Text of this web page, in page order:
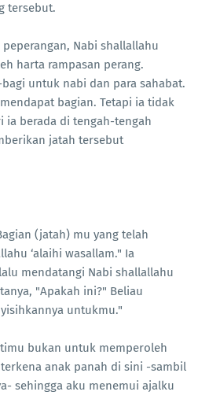
tersebut.
Nabi shallallahu
harta rampasan perang.
untuk nabi dan para sahabat.
bagian. Tetapi ia tidak
ia berada di tengah-tengah
jatah tersebut
(jatah) mu yang telah
‘alaihi wasallam." Ia
mendatangi Nabi shallallahu
"Apakah ini?" Beliau
untukmu."
bukan untuk memperoleh
anak panah di sini -sambil
sehingga aku menemui ajalku